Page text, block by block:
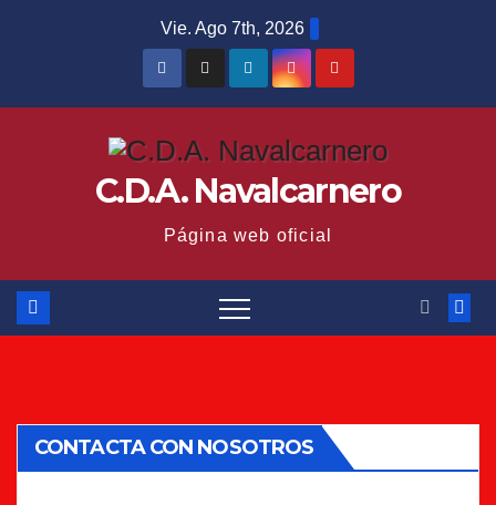
Vie. Ago 7th, 2026
C.D.A. Navalcarnero
Página web oficial
CONTACTA CON NOSOTROS